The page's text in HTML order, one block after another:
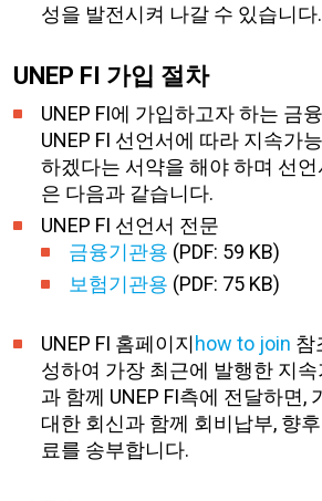
성을 발전시켜 나갈 수 있습니다.
UNEP FI 가입 절차
UNEP FI에 가입하고자 하는 금
UNEP FI 선언서에 따라 지속가
하겠다는 서약을 해야 하며 선
은 다음과 같습니다.
UNEP FI 선언서 전문
금융기관용 (PDF: 59 KB)
보험기관용 (PDF: 75 KB)
UNEP FI 홈페이지 how to join 참
성하여 가장 최근에 발행한 지
과 함께 UNEP FI측에 전달하면,
대한 회신과 함께 회비납부, 향
료를 송부합니다.